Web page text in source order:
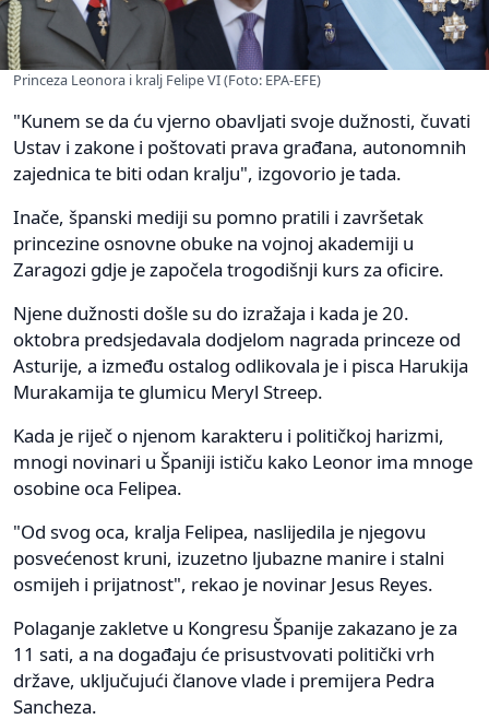
Princeza Leonora i kralj Felipe VI (Foto: EPA-EFE)
"Kunem se da ću vjerno obavljati svoje dužnosti, čuvati
Ustav i zakone i poštovati prava građana, autonomnih
zajednica te biti odan kralju", izgovorio je tada.
Inače, španski mediji su pomno pratili i završetak
princezine osnovne obuke na vojnoj akademiji u
Zaragozi gdje je započela trogodišnji kurs za oficire.
Njene dužnosti došle su do izražaja i kada je 20.
oktobra predsjedavala dodjelom nagrada princeze od
Asturije, a između ostalog odlikovala je i pisca Harukija
Murakamija te glumicu Meryl Streep.
Kada je riječ o njenom karakteru i političkoj harizmi,
mnogi novinari u Španiji ističu kako Leonor ima mnoge
osobine oca Felipea.
"Od svog oca, kralja Felipea, naslijedila je njegovu
posvećenost kruni, izuzetno ljubazne manire i stalni
osmijeh i prijatnost", rekao je novinar Jesus Reyes.
Polaganje zakletve u Kongresu Španije zakazano je za
11 sati, a na događaju će prisustvovati politički vrh
države, uključujući članove vlade i premijera Pedra
Sancheza.